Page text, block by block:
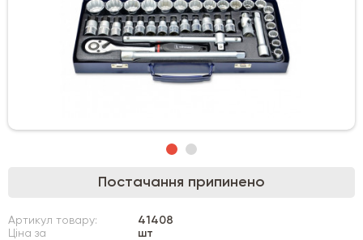
Постачання припинено
Артикул товару:
41408
Ціна за
шт